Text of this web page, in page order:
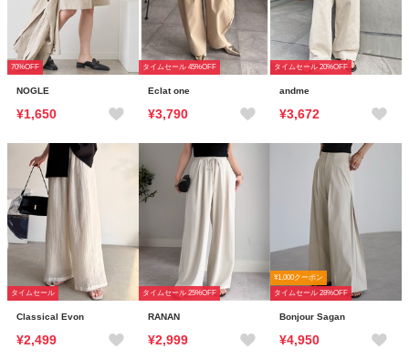
70%OFF
NOGLE
¥1,650
タイムセール 45%OFF
Eclat one
¥3,790
タイムセール 20%OFF
andme
¥3,672
タイムセール
Classical Evon
¥2,499
タイムセール 25%OFF
RANAN
¥2,999
¥1,000クーポン
タイムセール 28%OFF
Bonjour Sagan
¥4,950